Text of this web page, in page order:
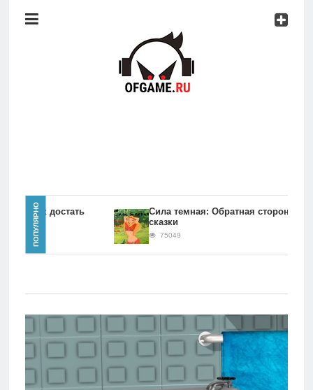
Консоли
Главная
игры
Мобильное
ПОПУЛЯРНО
Как достать
Сила темная: Обратная сторона
сказки
75049